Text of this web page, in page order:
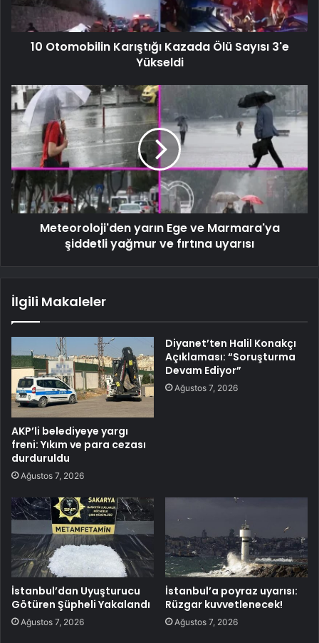
10 Otomobilin Karıştığı Kazada Ölü Sayısı 3'e
Yükseldi
Meteoroloji'den yarın Ege ve Marmara'ya
şiddetli yağmur ve fırtına uyarısı
İlgili Makaleler
AKP’li belediyeye yargı
freni: Yıkım ve para cezası
durduruldu
Ağustos 7, 2026
Diyanet’ten Halil Konakçı
Açıklaması: “Soruşturma
Devam Ediyor”
Ağustos 7, 2026
İstanbul’dan Uyuşturucu
Götüren Şüpheli Yakalandı
Ağustos 7, 2026
İstanbul’a poyraz uyarısı:
Rüzgar kuvvetlenecek!
Ağustos 7, 2026